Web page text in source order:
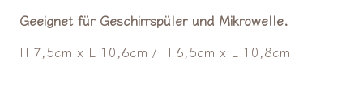
Geeignet für Geschirrspüler und Mikrowelle.
H 7,5cm x L 10,6cm / H 6,5cm x L 10,8cm